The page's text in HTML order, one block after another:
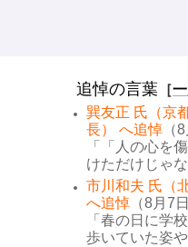
追悼の言葉 ［
巽友正 氏（京
長） へ追悼 （
「「人の心を
けただけじゃ
市川和夫 氏（
へ追悼 （8月7日
「春の日に学
歩いていた姿